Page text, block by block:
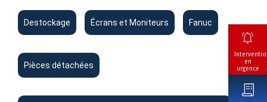
en
urgence
Destockage Écrans et Moniteurs Fanuc
Pièces détachées